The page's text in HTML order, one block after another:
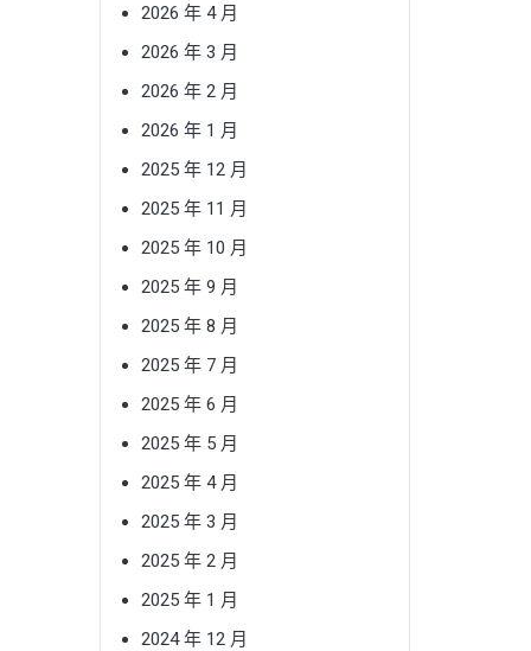
2026 年 4 月
2026 年 3 月
2026 年 2 月
2026 年 1 月
2025 年 12 月
2025 年 11 月
2025 年 10 月
2025 年 9 月
2025 年 8 月
2025 年 7 月
2025 年 6 月
2025 年 5 月
2025 年 4 月
2025 年 3 月
2025 年 2 月
2025 年 1 月
2024 年 12 月